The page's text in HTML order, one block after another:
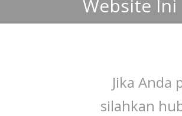
Website Ini
Jika Anda
silahkan